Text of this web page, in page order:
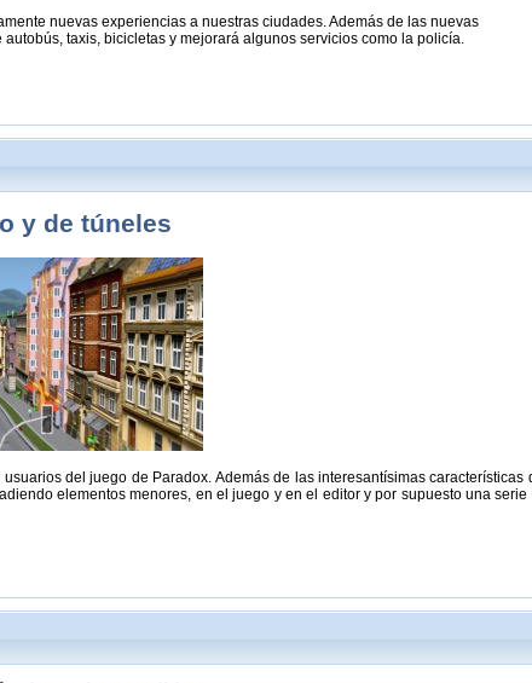
nuevas experiencias a nuestras ciudades. Además de las nuevas
taxis, bicicletas y mejorará algunos servicios como la policía.
y de túneles
del juego de Paradox. Además de las interesantísimas características
elementos menores, en el juego y en el editor y por supuesto una serie